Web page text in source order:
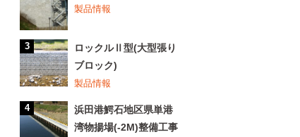
製品情報
ロックルⅡ型(大型張り
ブロック)
製品情報
浜田港鰐石地区県単港
湾物揚場(-2M)整備工事